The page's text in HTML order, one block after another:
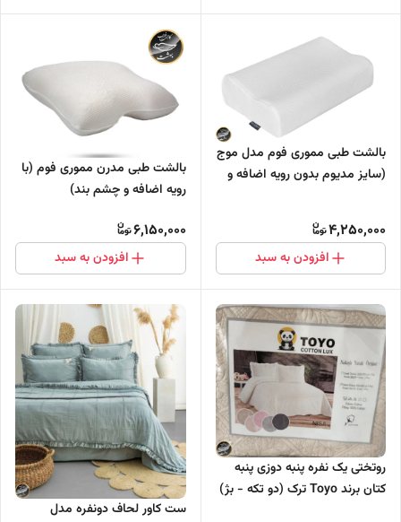
بالشت طبی مموری فوم مدل موج
(سایز مدیوم بدون رویه اضافه و
4,250,000
افزودن به سبد
بالشت طبی مدرن مموری فوم (با
رویه اضافه و چشم بند)
6,150,000
افزودن به سبد
روتختی یک نفره پنبه دوزی پنبه
کتان برند Toyo ترک (دو تکه - بژ)
ست کاور لحاف دونفره مدل